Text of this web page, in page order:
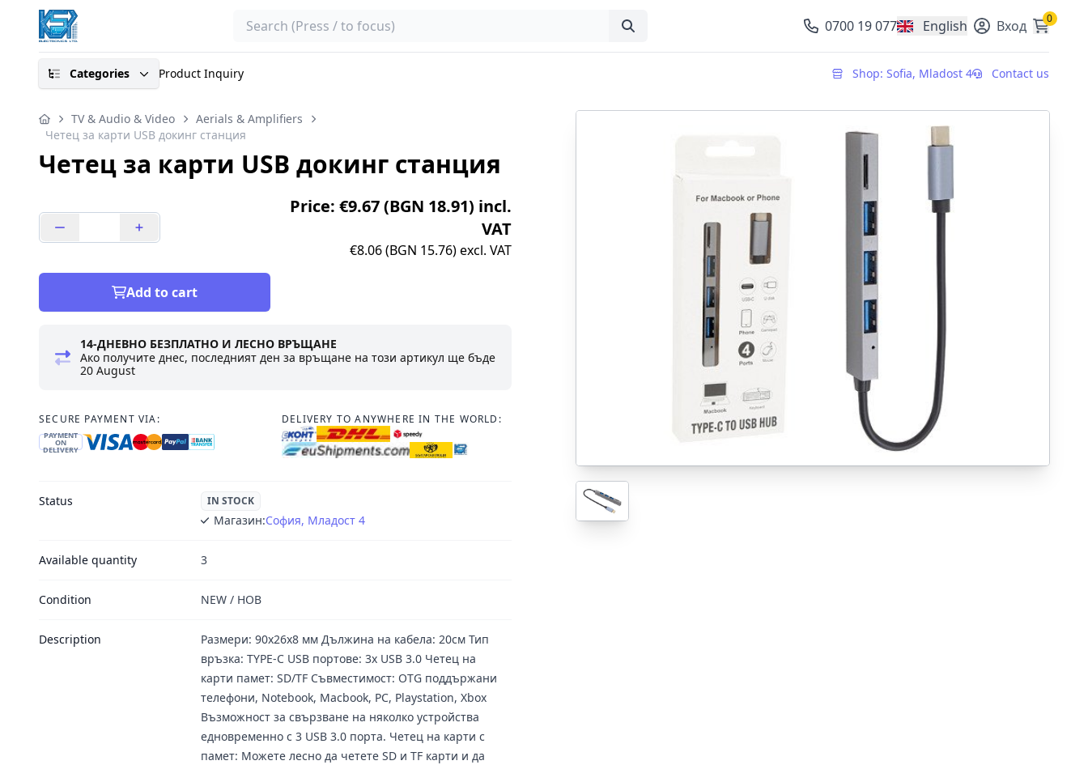
Search 0700 19 077 English
, change currencyВход 0
Categories Product Inquiry Shop: Sofia, Mladost 4 Contact us
TV & Audio & Video
Aerials & Amplifiers
Четец за карти USB докинг станция
Четец за карти USB докинг станция
Price: €9.67 (BGN 18.91) incl.
VAT
€8.06 (BGN 15.76) excl. VAT
Add to cart
14-ДНЕВНО БЕЗПЛАТНО И ЛЕСНО ВРЪЩАНЕ
Ако получите днес, последният ден за връщане на този артикул ще бъде
20 August
SECURE PAYMENT VIA:
PAYMENT
ON
DELIVERY
DELIVERY TO ANYWHERE IN THE WORLD:
Status IN STOCK
Магазин:София, Младост 4
Available quantity 3
Condition NEW / НОВ
Description
Размери: 90х26х8 мм Дължина на кабела: 20см Тип
връзка: TYPE-C USB портове: 3x USB 3.0 Четец на
карти памет: SD/TF Съвместимост: OTG поддържани
телефони, Notebook, Macbook, PC, Playstation, Xbox
Възможност за свързване на няколко устройства
едновременно с 3 USB 3.0 порта. Четец на карти с
памет: Можете лесно да четете SD и TF карти и да